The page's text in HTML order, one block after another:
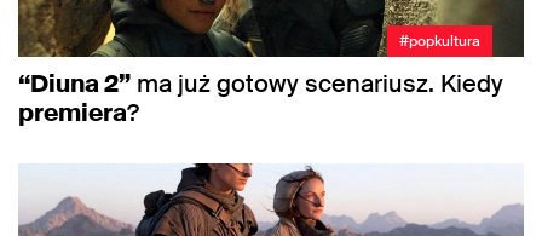
#popkultura
“Diuna 2” ma już gotowy scenariusz. Kiedy
premiera?